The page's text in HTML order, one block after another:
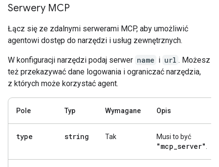
Serwery MCP
Łącz się ze zdalnymi serwerami MCP, aby umożliwić
agentowi dostęp do narzędzi i usług zewnętrznych.
W konfiguracji narzędzi podaj serwer name i url . Możesz
też przekazywać dane logowania i ograniczać narzędzia,
z których może korzystać agent.
Pole Typ Wymagane Opis
type string Tak Musi to być
"mcp_server"